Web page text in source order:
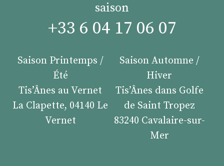
saison
+33 6 04 17 06 07
Saison Printemps /
Été
Tis’Ânes au Vernet
La Clapette, 04140 Le
Vernet
Saison Automne /
Hiver
Tis’Ânes dans Golfe
de Saint Tropez
83240 Cavalaire-sur-
Mer